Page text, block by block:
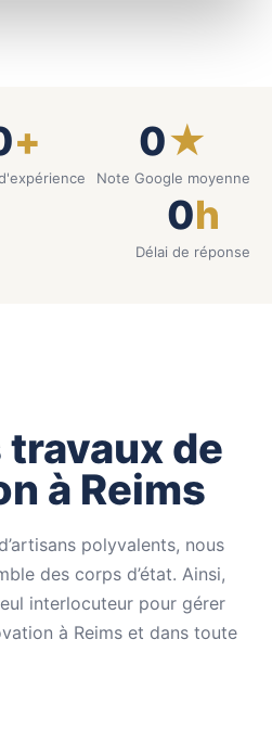
+
Note Google moyenne
0★
Délai de réponse
0h
de
à Reims
polyvalents, nous
des corps d’état. Ainsi,
interlocuteur pour gérer
à Reims et dans toute